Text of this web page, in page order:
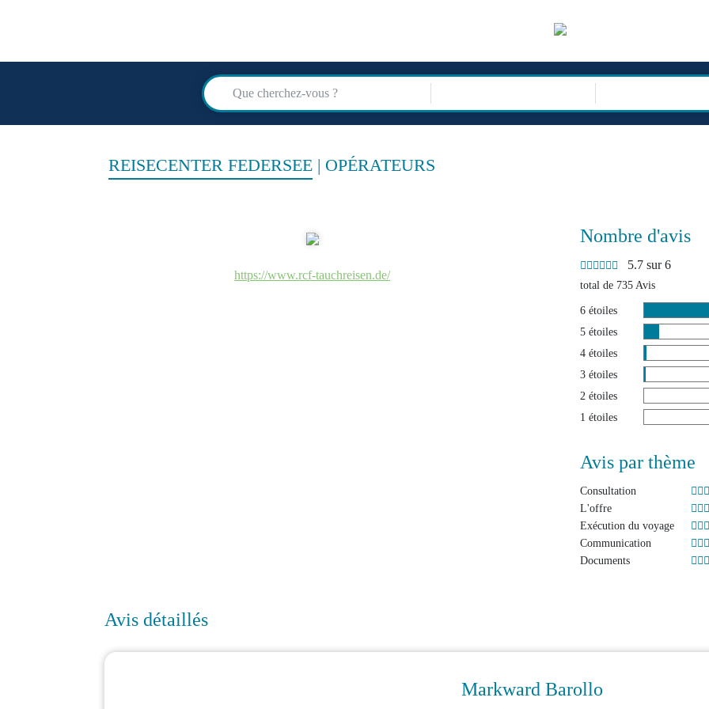
REISECENTER FEDERSEE | OPÉRATEURS
https://www.rcf-tauchreisen.de/
Nombre d'avis
5.7 sur 6
total de 735 Avis
6 étoiles
5 étoiles
4 étoiles
3 étoiles
2 étoiles
1 étoiles
Avis par thème
Consultation
L'offre
Exécution du voyage
Communication
Documents
Avis détaillés
Markward Barollo